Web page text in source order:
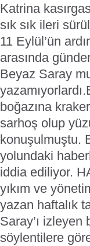
Katrina
sık sık ileri
11 Eylül’ün
arasında
Beyaz Saray
yazamıyorlardı.
boğazına
sarhoş olup
konuşulmuştu.
yolundaki
iddia ediliyor.
yıkım ve
yazan haftalık
Saray’ı izleyen
söylentilere